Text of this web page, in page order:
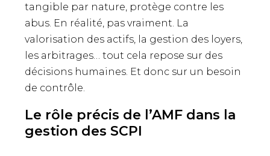
tangible par nature, protège contre les
abus. En réalité, pas vraiment. La
valorisation des actifs, la gestion des loyers,
les arbitrages… tout cela repose sur des
décisions humaines. Et donc sur un besoin
de contrôle.
Le rôle précis de l’AMF dans la
gestion des SCPI